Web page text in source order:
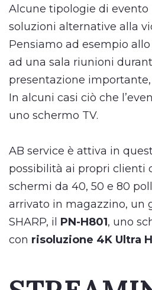
Alcune tipologie di evento
soluzioni alternative alla
Pensiamo ad esempio
ad una sala riunioni
presentazione
In alcuni casi ciò che
uno schermo TV.
AB service è attiva in
possibilità ai propri clienti
schermi da 40, 50 e 80
arrivato in magazzino, un
SHARP, il PN-H801, uno
con risoluzione 4K Ultra